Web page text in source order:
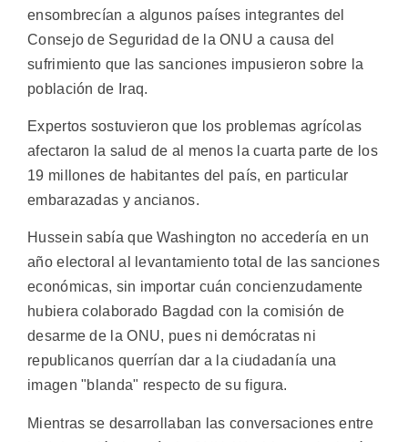
ensombrecían a algunos países integrantes del
Consejo de Seguridad de la ONU a causa del
sufrimiento que las sanciones impusieron sobre la
población de Iraq.
Expertos sostuvieron que los problemas agrícolas
afectaron la salud de al menos la cuarta parte de los
19 millones de habitantes del país, en particular
embarazadas y ancianos.
Hussein sabía que Washington no accedería en un
año electoral al levantamiento total de las sanciones
económicas, sin importar cuán concienzudamente
hubiera colaborado Bagdad con la comisión de
desarme de la ONU, pues ni demócratas ni
republicanos querrían dar a la ciudadanía una
imagen "blanda" respecto de su figura.
Mientras se desarrollaban las conversaciones entre